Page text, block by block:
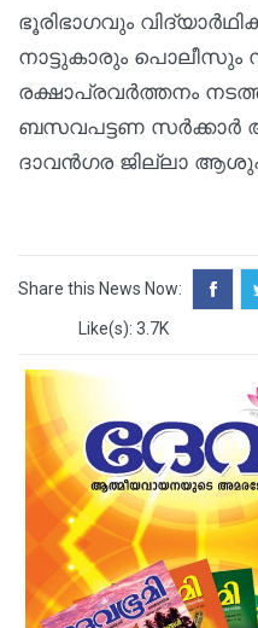
ഭൂരിഭാഗവും
നാട്ടുകാരും പൊലീസും
രക്ഷാപ്രവർത്തനം
ബസവപട്ടണ സർക്കാർ
ദാവന്‍ഗര ജില്ലാ
Share this News Now:
Like(s): 3.7K